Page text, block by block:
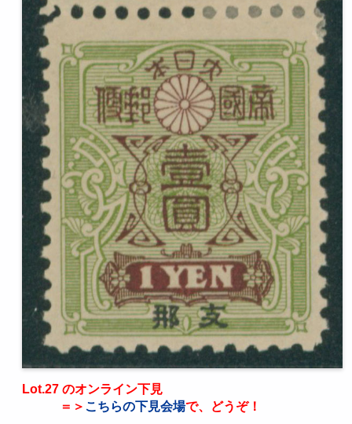
Lot.27 のオンライン下見
＝＞ こちらの下見会場で、どうぞ！